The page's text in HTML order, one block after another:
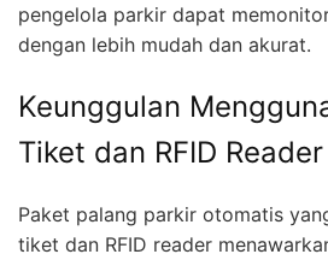
pengelola parkir dapat
dengan lebih mudah dan akurat.
Keunggulan
Tiket dan RFID Reader
Paket palang parkir otomatis
tiket dan RFID reader